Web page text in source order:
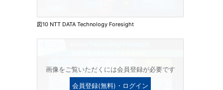
図10 NTT DATA Technology Foresight
画像をご覧いただくには会員登録が必要です
会員登録(無料)・ログイン